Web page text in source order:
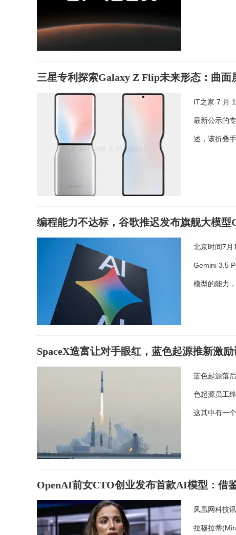
三星专利探索Galaxy Z Flip未来形态：曲面
IT之家 7 月
最新公示的
述，该折叠
编程能力不达标，谷歌推迟发布旗舰大模型
北京时间7月
Gemini 3.5
模型的能力
SpaceX造富让对手眼红，蓝色起源推新激
蓝色起源落
色起源员工
这其中有一
OpenAI前女CTO创业发布首款AI模型：借
凤凰网科技
拉穆拉蒂